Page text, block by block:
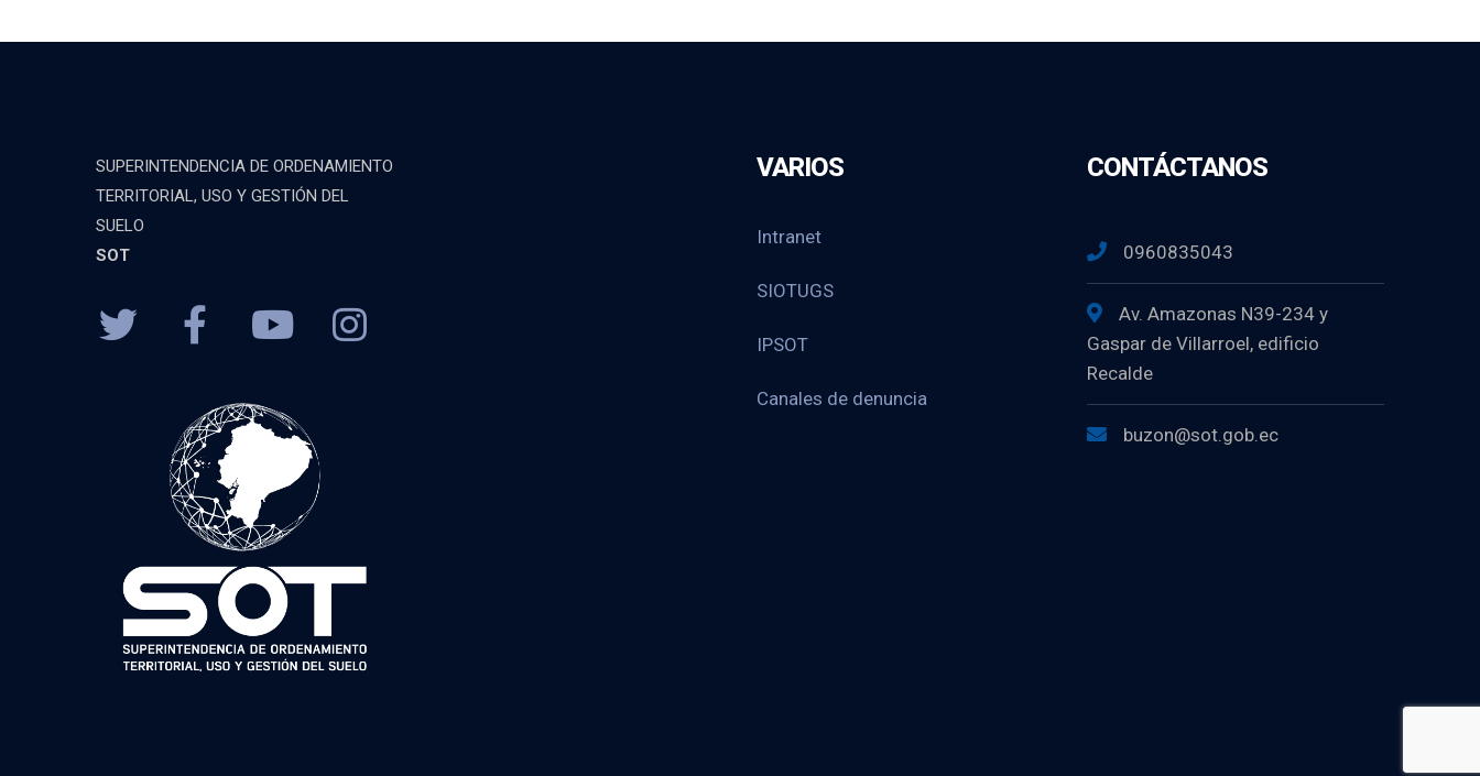
SUPERINTENDENCIA DE ORDENAMIENTO
TERRITORIAL, USO Y GESTIÓN DEL
SUELO
SOT
VARIOS
Intranet
SIOTUGS
IPSOT
Canales de denuncia
CONTÁCTANOS
0960835043
Av. Amazonas N39-234 y
Gaspar de Villarroel, edificio
Recalde
buzon@sot.gob.ec